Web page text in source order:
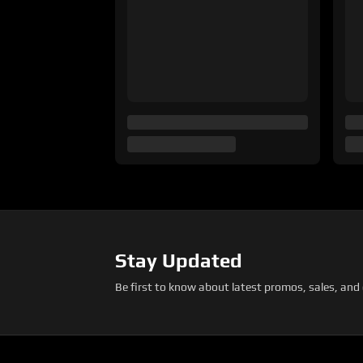
Stay Updated
Be first to know about latest promos, sales, and